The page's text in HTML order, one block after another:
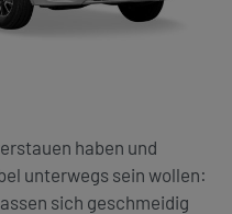
haben und
unterwegs sein wollen:
sich geschmeidig